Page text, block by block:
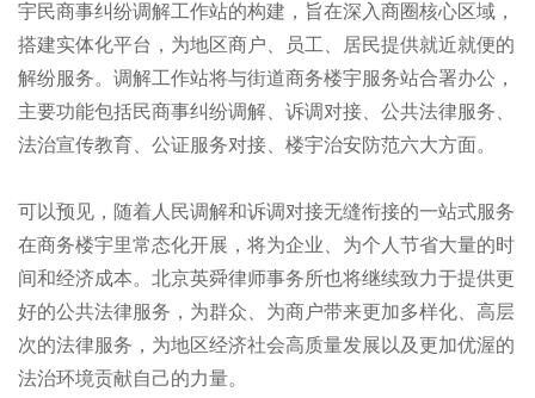
宇民商事纠纷调解工作站的构建，旨在深入商圈核心区域，
搭建实体化平台，为地区商户、员工、居民提供就近就便的
解纷服务。调解工作站将与街道商务楼宇服务站合署办公，
主要功能包括民商事纠纷调解、诉调对接、公共法律服务、
法治宣传教育、公证服务对接、楼宇治安防范六大方面。
可以预见，随着人民调解和诉调对接无缝衔接的一站式服务
在商务楼宇里常态化开展，将为企业、为个人节省大量的时
间和经济成本。北京英舜律师事务所也将继续致力于提供更
好的公共法律服务，为群众、为商户带来更加多样化、高层
次的法律服务，为地区经济社会高质量发展以及更加优渥的
法治环境贡献自己的力量。